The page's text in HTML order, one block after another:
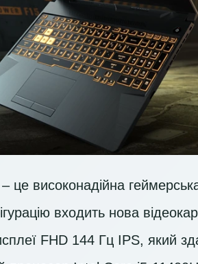
це високонадійна
входить нова
FHD 144 Гц IPS, який